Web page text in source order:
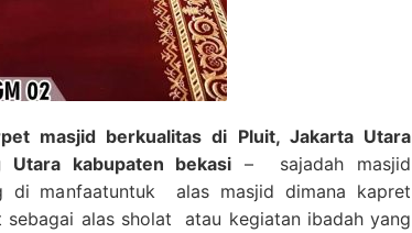
masjid berkualitas di Pluit, Jakarta Utara
Utara kabupaten bekasi – sajadah masjid
di manfaatuntuk alas masjid dimana kapret
sebagai alas sholat atau kegiatan ibadah yang